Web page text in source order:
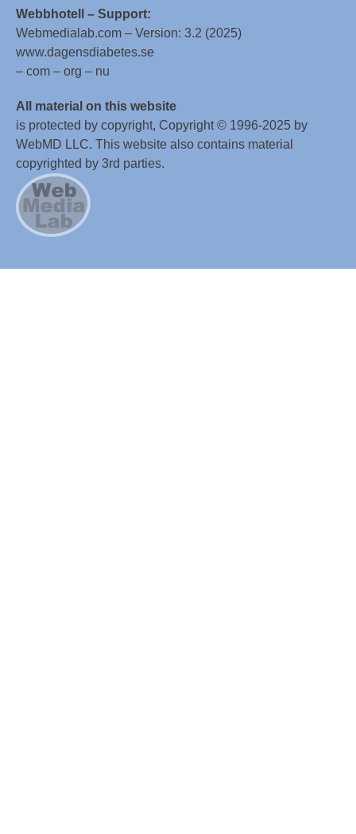
Webbhotell – Support:
Webmedialab.com – Version: 3.2 (2025)
www.dagensdiabetes.se
– com – org – nu
All material on this website
is protected by copyright, Copyright © 1996-2025 by
WebMD LLC. This website also contains material
copyrighted by 3rd parties.